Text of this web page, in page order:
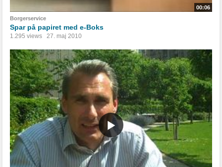
00:06
Borgerservice
Spar på papiret med e-Boks
1.295 views 27. maj 2010